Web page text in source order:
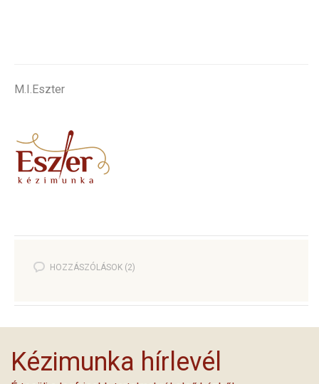
M.I.Eszter
HOZZÁSZÓLÁSOK (2)
Kézimunka hírlevél